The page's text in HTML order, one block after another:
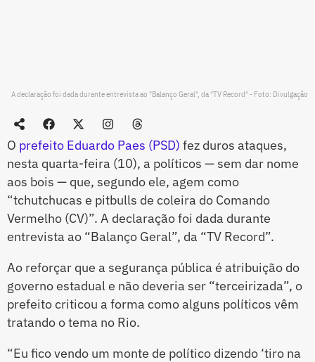
A declaração foi dada durante entrevista ao "Balanço Geral", da "TV Record" - Foto: Divulgação
O prefeito Eduardo Paes (PSD) fez duros ataques,
nesta quarta-feira (10), a políticos — sem dar nome
aos bois — que, segundo ele, agem como
“tchutchucas e pitbulls de coleira do Comando
Vermelho (CV)”. A declaração foi dada durante
entrevista ao “Balanço Geral”, da “TV Record”.
Ao reforçar que a segurança pública é atribuição do
governo estadual e não deveria ser “terceirizada”, o
prefeito criticou a forma como alguns políticos vêm
tratando o tema no Rio.
“Eu fico vendo um monte de político dizendo ‘tiro na